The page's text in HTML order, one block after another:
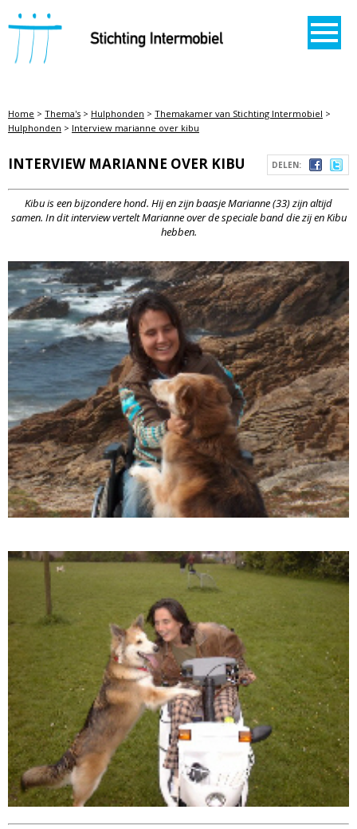
STICHTING INTERMOBIEL
Home > Thema's > Hulphonden > Themakamer van Stichting Intermobiel >
Hulphonden > Interview marianne over kibu
DELEN:
INTERVIEW MARIANNE OVER KIBU
Kibu is een bijzondere hond. Hij en zijn baasje Marianne (33) zijn altijd
samen. In dit interview vertelt Marianne over de speciale band die zij en Kibu
hebben.